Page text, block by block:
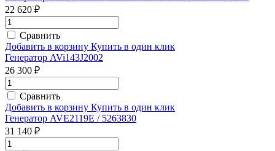
22 620 ₽
Сравнить
Добавить в корзину Купить в один клик
Генератор AVi143J2002
26 300 ₽
Сравнить
Добавить в корзину Купить в один клик
Генератор AVE2119E / 5263830
31 140 ₽